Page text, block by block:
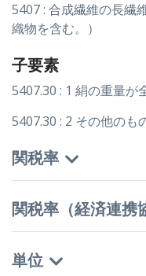
5407 : 合成繊維の長繊
織物を含む。）
子要素
5407.30 : 1 絹の重量が
5407.30 : 2 その他のも
関税率
関税率（経済連携
単位